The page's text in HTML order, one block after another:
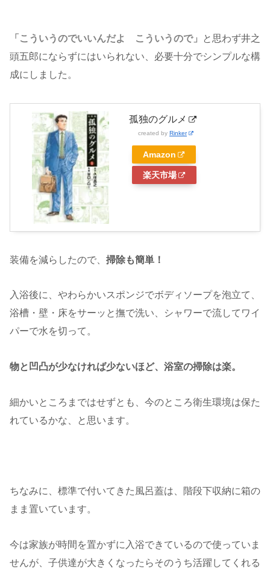
「こういうのでいいんだよ こういうので」
と思わず井之
頭五郎にならずにはいられない、必要十分でシンプルな構
成にしました。
孤独のグルメ
created by Rinker
Amazon
楽天市場
装備を減らしたので、 掃除も簡単！
入浴後に、やわらかいスポンジでボディソープを泡立て、
浴槽・壁・床をサーッと撫で洗い、シャワーで流してワイ
パーで水を切って。
物と凹凸が少なければ少ないほど、浴室の掃除は楽。
細かいところまではせずとも、今のところ衛生環境は保た
れているかな、と思います。
ちなみに、標準で付いてきた風呂蓋は、階段下収納に箱の
まま置いています。
今は家族が時間を置かずに入浴できているので使っていま
せんが、子供達が大きくなったらそのうち活躍してくれる